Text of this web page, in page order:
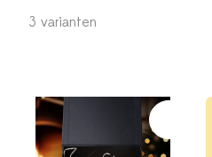
3 varianten